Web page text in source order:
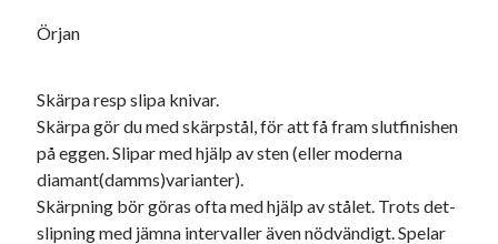
Örjan
Skärpa resp slipa knivar.
Skärpa gör du med skärpstål, för att få fram slutfinishen
på eggen. Slipar med hjälp av sten (eller moderna
diamant(damms)varianter).
Skärpning bör göras ofta med hjälp av stålet. Trots det-
slipning med jämna intervaller även nödvändigt. Spelar